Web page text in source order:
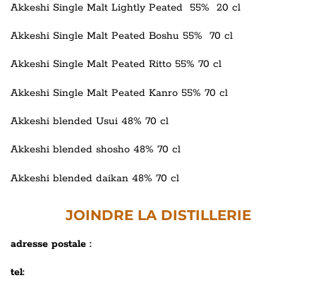
Akkeshi Single Malt Lightly Peated 55% 20 cl
Akkeshi Single Malt Peated Boshu 55% 70 cl
Akkeshi Single Malt Peated Ritto 55% 70 cl
Akkeshi Single Malt Peated Kanro 55% 70 cl
Akkeshi blended Usui 48% 70 cl
Akkeshi blended shosho 48% 70 cl
Akkeshi blended daikan 48% 70 cl
JOINDRE LA DISTILLERIE
adresse postale :
tel: